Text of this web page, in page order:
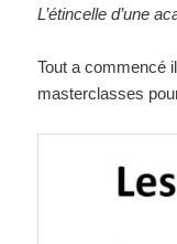
L’étincelle d’une
Tout a commencé
masterclasses